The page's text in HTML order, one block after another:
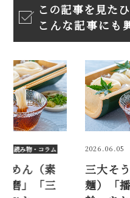
この記事を見たひ
こんな記事にも
読み物・コラム
ん（素
」「三
2026.06.05
三大そ
麺）「